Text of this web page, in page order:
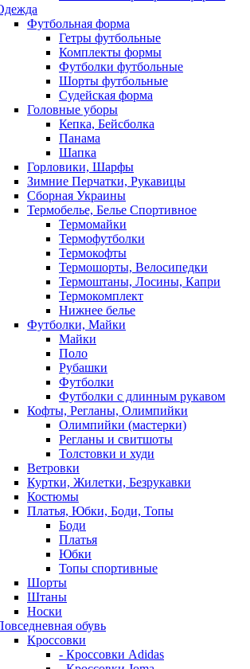
Футбольная форма
Гетры футбольные
Комплекты формы
Футболки футбольные
Шорты футбольные
Судейская форма
Головные уборы
Кепка, Бейсболка
Панама
Шапка
Горловики, Шарфы
Зимние Перчатки, Рукавицы
Сборная Украины
Термобелье, Белье Спортивное
Термомайки
Термофутболки
Термокофты
Термошорты, Велосипедки
Термоштаны, Лосины, Капри
Термокомплект
Нижнее белье
Футболки, Майки
Майки
Поло
Рубашки
Футболки
Футболки с длинным рукавом
Кофты, Регланы, Олимпийки
Олимпийки (мастерки)
Регланы и свитшоты
Толстовки и худи
Ветровки
Куртки, Жилетки, Безрукавки
Костюмы
Платья, Юбки, Боди, Топы
Боди
Платья
Юбки
Топы спортивные
Шорты
Штаны
Носки
обувь
Кроссовки
- Кроссовки Adidas